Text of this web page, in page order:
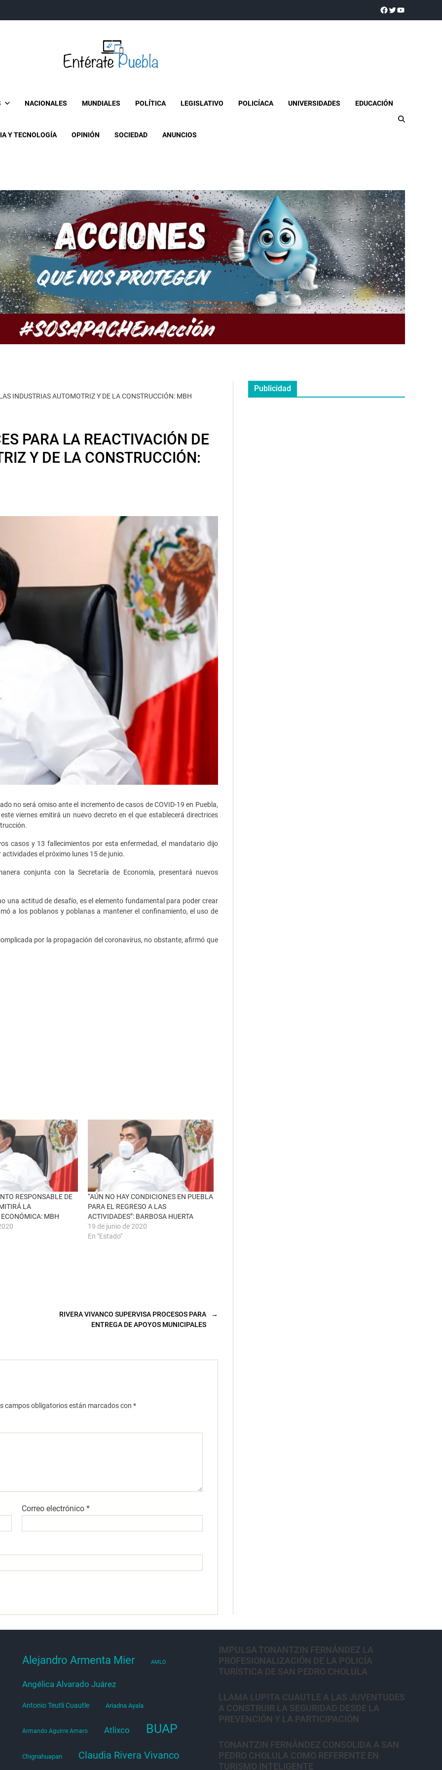
NACIONALES MUNDIALES POLÍTICA LEGISLATIVO POLICÍACA UNIVERSIDADES EDUCACIÓN
Y TECNOLOGÍA OPINIÓN SOCIEDAD ANUNCIOS
INDUSTRIAS AUTOMOTRIZ Y DE LA CONSTRUCCIÓN: MBH
PARA LA REACTIVACIÓN DE
Y DE LA CONSTRUCCIÓN:
no será omiso ante el incremento de casos de COVID-19 en Puebla,
viernes emitirá un nuevo decreto en el que establecerá directrices
casos y 13 fallecimientos por esta enfermedad, el mandatario dijo
el próximo lunes 15 de junio.
conjunta con la Secretaría de Economía, presentará nuevos
una actitud de desafío, es el elemento fundamental para poder crear
a los poblanos y poblanas a mantener el confinamiento, el uso de
por la propagación del coronavirus, no obstante, afirmó que
RESPONSABLE DE
LA
MBH
“AÚN NO HAY CONDICIONES EN PUEBLA
PARA EL REGRESO A LAS
ACTIVIDADES”: BARBOSA HUERTA
19 de junio de 2020
En "Estado"
→
RIVERA VIVANCO SUPERVISA PROCESOS PARA
ENTREGA DE APOYOS MUNICIPALES
campos obligatorios están marcados con *
Correo electrónico*
Publicidad
Alejandro Armenta Mier AMLO
Angélica Alvarado Juárez
Antonio Teutli Cuautle Ariadna Ayala
Armando Aguirre Amaro Atlixco BUAP
Chignahuapan Claudia Rivera Vivanco
IMPULSA TONANTZIN FERNÁNDEZ LA
PROFESIONALIZACIÓN DE LA POLICÍA
TURÍSTICA DE SAN PEDRO CHOLULA
LLAMA LUPITA CUAUTLE A LAS JUVENTUDES
A CONSTRUIR LA SEGURIDAD DESDE LA
PREVENCIÓN Y LA PARTICIPACIÓN
TONANTZIN FERNÁNDEZ CONSOLIDA A SAN
PEDRO CHOLULA COMO REFERENTE EN
TURISMO INTELIGENTE